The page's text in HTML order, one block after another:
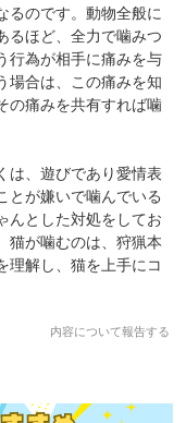
るのです。動物全般に
るほど、全力で噛みつ
行為が相手に痛みを与
場合は、この痛みを知
の痛みを共有すれば噛
は、遊びであり愛情表
とが嫌いで噛んでいる
んとした対処をしてお
猫が噛むのは、狩猟本
理解し、猫を上手にコ
内容について報告する